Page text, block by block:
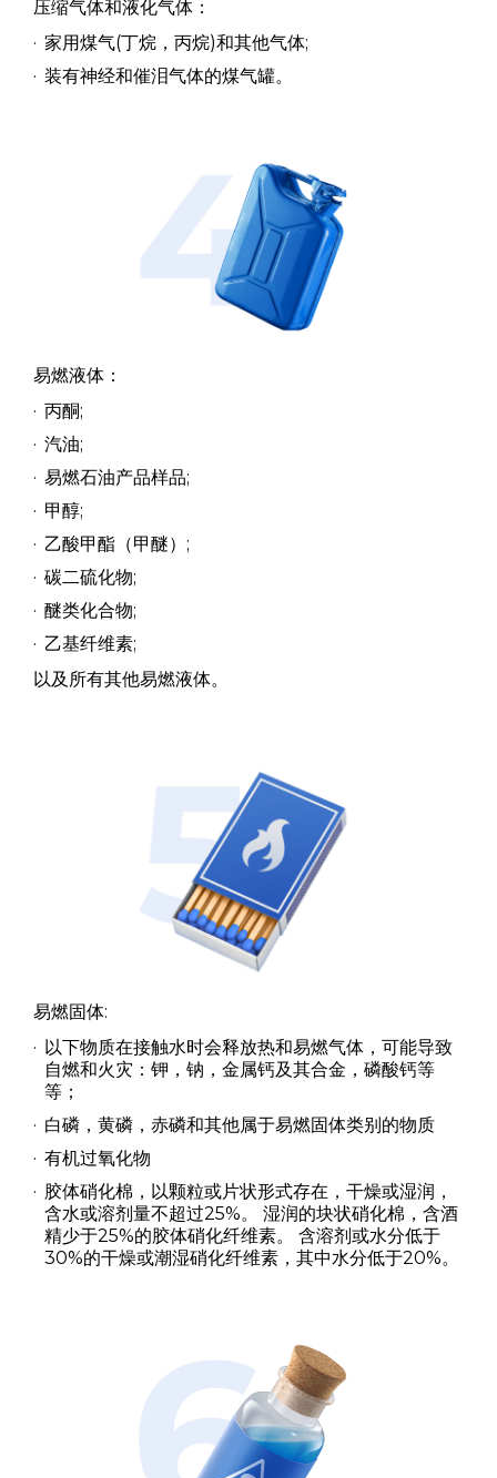
压缩气体和液化气体：
家用煤气(丁烷，丙烷)和其他气体;
装有神经和催泪气体的煤气罐。
易燃液体：
丙酮;
汽油;
易燃石油产品样品;
甲醇;
乙酸甲酯（甲醚）;
碳二硫化物;
醚类化合物;
乙基纤维素;
以及所有其他易燃液体。
易燃固体:
以下物质在接触水时会释放热和易燃气体，可能导致
自燃和火灾：钾，钠，金属钙及其合金，磷酸钙等
等；
白磷，黄磷，赤磷和其他属于易燃固体类别的物质
有机过氧化物
胶体硝化棉，以颗粒或片状形式存在，干燥或湿润，
含水或溶剂量不超过25%。 湿润的块状硝化棉，含酒
精少于25%的胶体硝化纤维素。 含溶剂或水分低于
30%的干燥或潮湿硝化纤维素，其中水分低于20%。